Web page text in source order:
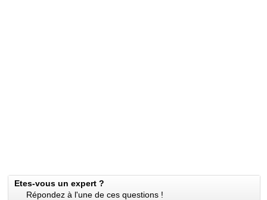
Etes-vous un expert ?
Répondez à l'une de ces questions !